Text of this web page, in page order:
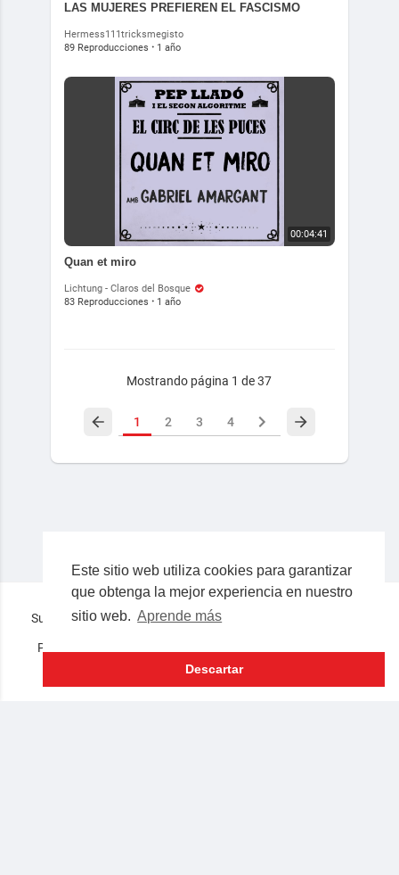
Este sitio web utiliza cookies para garantizar
que obtenga la mejor experiencia en nuestro
sitio web. Aprende más
Descartar
LAS MUJERES PREFIEREN EL FASCISMO
Hermess111tricksmegisto
89 Reproducciones · 1 año
00:04:41
Quan et miro
Lichtung - Claros del Bosque
83 Reproducciones · 1 año
Mostrando página 1 de 37
1 2 3 4
Superocho la plataforma consciente en español © 2019-2023
Preguntas frecuentes
Lenguaje